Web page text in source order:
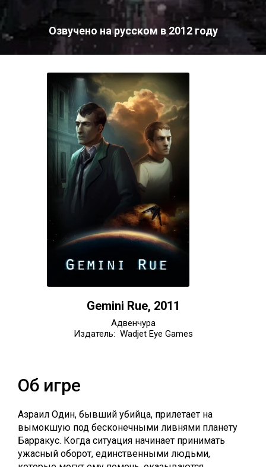
Озвучено на русском в 2012 году
Gemini Rue, 2011
Адвенчура
Издатель: Wadjet Eye Games
Об игре
Азраил Один, бывший убийца, прилетает на
вымокшую под бесконечными ливнями планету
Барракус. Когда ситуация начинает принимать
ужасный оборот, единственными людьми,